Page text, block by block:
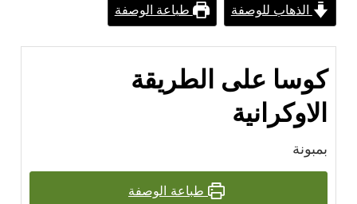
الذهاب للوصفة طباعة الوصفة
كوسا على الطريقة
الاوكرانية
بمبونة
طباعة الوصفة